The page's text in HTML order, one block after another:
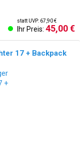
statt UVP: 67,90 €
Ihr Preis: 45,00 €
17 + Backpack